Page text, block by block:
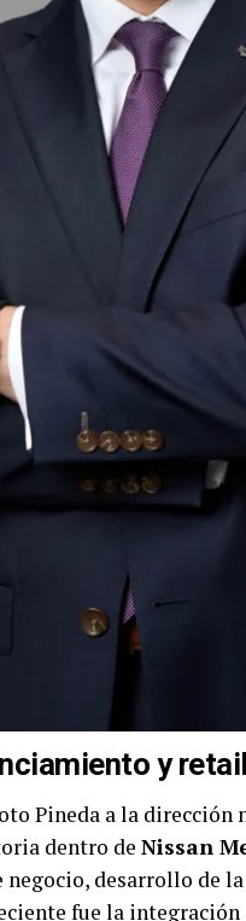
y
Pineda a la dirección
dentro de Nissan
desarrollo de
fue la